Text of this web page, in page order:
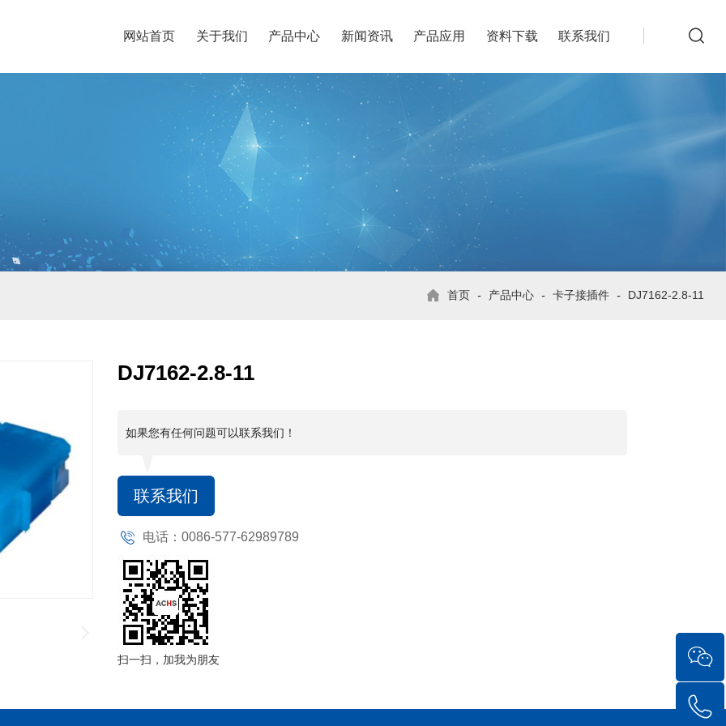
网站首页 关于我们 产品中心 新闻资讯 产品应用 资料下载 联系我们
首页 - 产品中心 - 卡子接插件 - DJ7162-2.8-11
DJ7162-2.8-11
如果您有任何问题可以联系我们！
联系我们
电话：0086-577-62989789
扫一扫，加我为朋友